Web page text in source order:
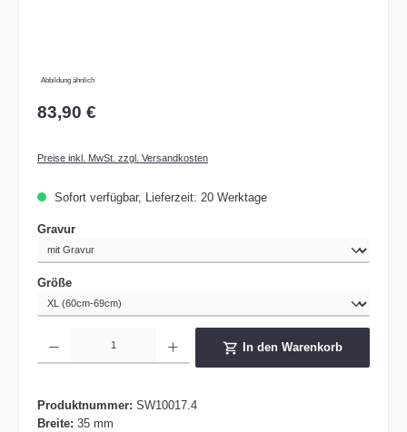
Abbildung ähnlich
83,90 €
Preise inkl. MwSt. zzgl. Versandkosten
Sofort verfügbar, Lieferzeit: 20 Werktage
Gravurauswählen
Größeauswählen
In den Warenkorb
Produktnummer: SW10017.4
Breite: 35 mm